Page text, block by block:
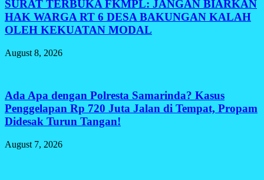
SURAT TERBUKA FKMPL: JANGAN BIARKAN
HAK WARGA RT 6 DESA BAKUNGAN KALAH
OLEH KEKUATAN MODAL
August 8, 2026
Ada Apa dengan Polresta Samarinda? Kasus
Penggelapan Rp 720 Juta Jalan di Tempat, Propam
Didesak Turun Tangan!
August 7, 2026